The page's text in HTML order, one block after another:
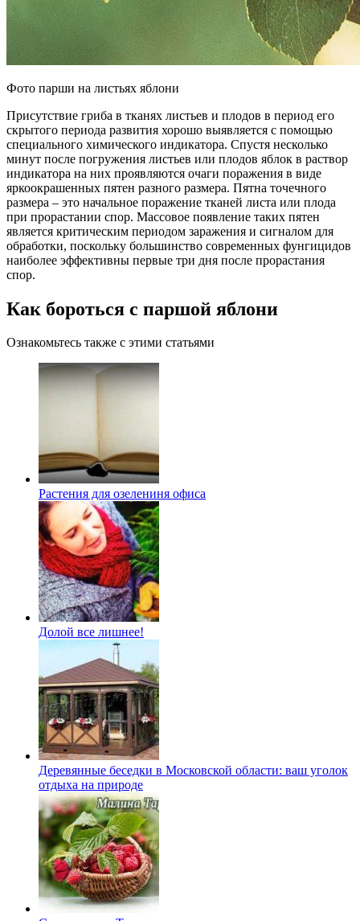
Фото парши на листьях яблони
Присутствие гриба в тканях листьев и плодов в период его
скрытого периода развития хорошо выявляется с помощью
специального химического индикатора. Спустя несколько
минут после погружения листьев или плодов яблок в раствор
индикатора на них проявляются очаги поражения в виде
яркоокрашенных пятен разного размера. Пятна точечного
размера – это начальное поражение тканей листа или плода
при прорастании спор. Массовое появление таких пятен
является критическим периодом заражения и сигналом для
обработки, поскольку большинство современных фунгицидов
наиболее эффективны первые три дня после прорастания
спор.
Как бороться с паршой яблони
Ознакомьтесь также с этими статьями
Растения для озелениня офиса
Долой все лишнее!
Деревянные беседки в Московской области: ваш уголок
отдыха на природе